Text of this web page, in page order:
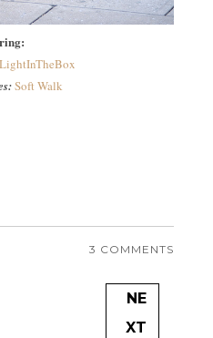
LightInTheBox
Soft Walk
3 COMMENTS
NE
XT